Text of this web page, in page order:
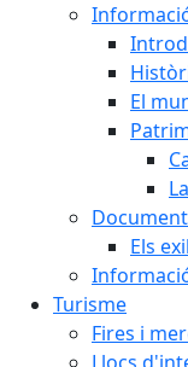
El
Els
Turisme
Fires i